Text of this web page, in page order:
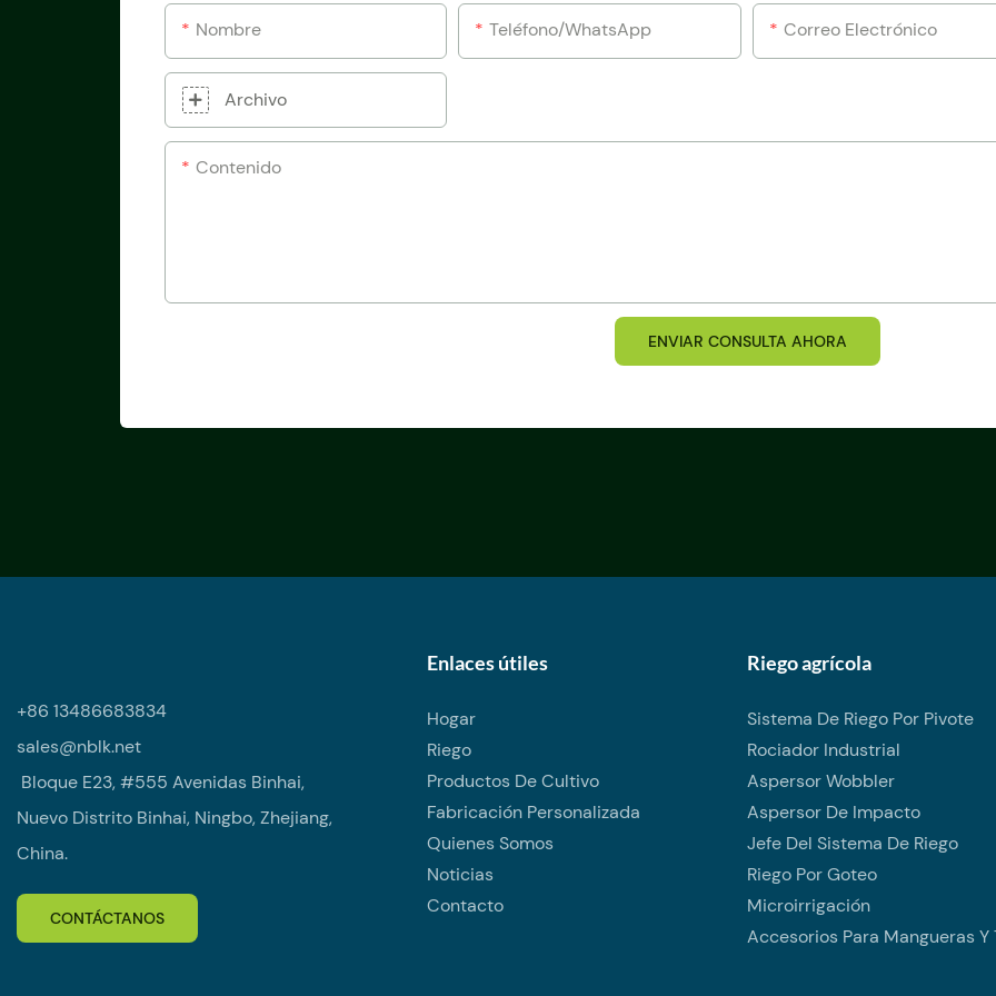
Nombre Teléfono/WhatsApp Correo Electrónico
Archivo
Contenido
ENVIAR CONSULTA AHORA
+86 13486683834
sales@nblk.net
Bloque E23, #555 Avenidas Binhai,
Nuevo Distrito Binhai, Ningbo, Zhejiang,
China.
CONTÁCTANOS
Enlaces útiles
Hogar
Riego
Productos De Cultivo
Fabricación Personalizada
Quienes Somos
Noticias
Contacto
Riego agrícola
Sistema De Riego Por Pivote
Rociador Industrial
Aspersor Wobbler
Aspersor De Impacto
Jefe Del Sistema De Riego
Riego Por Goteo
Microirrigación
Accesorios Para Mangueras Y